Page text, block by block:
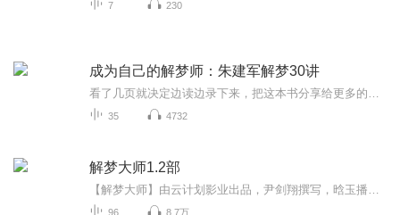
7 230
成为自己的解梦师：朱建军解梦30讲
35 4732
解梦大师1.2部
96 8.7万